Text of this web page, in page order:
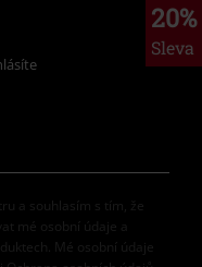
20%
Sleva
a souhlasím s tím, že
mé osobní údaje a
Mé osobní údaje